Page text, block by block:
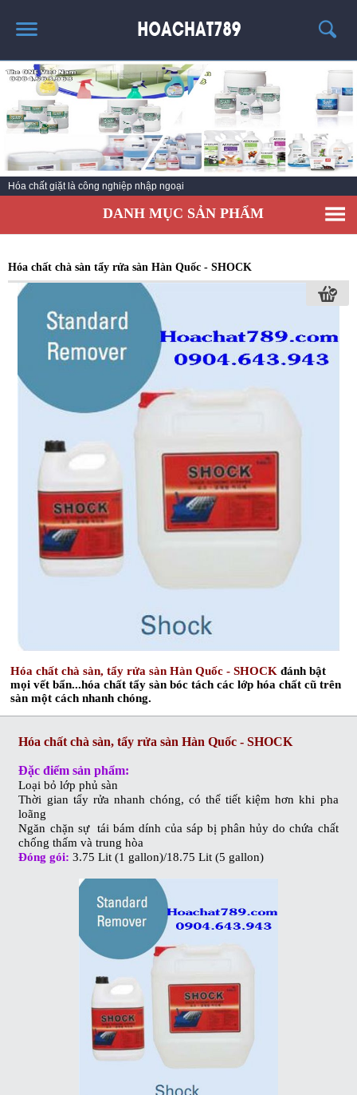
TRANG CHỦ
SẢN PHẨM HÓT
THÔNG TIN VỀ HÓA CHẤT
TIN TỨC
SẢN PHẨM
Hóa chất giặt là công nghiệp nhập ngoại
DANH MỤC SẢN PHẨM
Hóa chất chà sàn tẩy rửa sàn Hàn Quốc - SHOCK
Hóa chất chà sàn, tẩy rửa sàn Hàn Quốc - SHOCK đánh bật
mọi vết bẩn...hóa chất tẩy sàn bóc tách các lớp hóa chất cũ trên
sàn một cách nhanh chóng.
Hóa chất chà sàn, tẩy rửa sàn Hàn Quốc - SHOCK
Đặc điểm sản phẩm:
Loại bỏ lớp phủ sàn
Thời gian tẩy rửa nhanh chóng, có thể tiết kiệm hơn khi pha
loãng
Ngăn chặn sự tái bám dính của sáp bị phân hủy do chứa chất
chống thấm và trung hòa
Đóng gói: 3.75 Lit (1 gallon)/18.75 Lit (5 gallon)